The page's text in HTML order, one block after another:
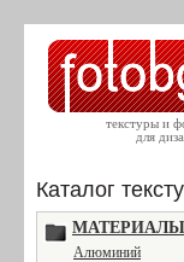
текстуры и
для
Каталог
МАТЕРИАЛЫ
Алюминий